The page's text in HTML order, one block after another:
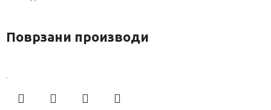
Поврзани производи